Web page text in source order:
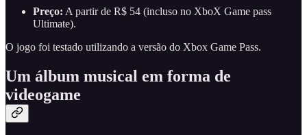
Preço: A partir de R$ 54 (incluso no XboX Game pass
Ultimate).
O jogo foi testado utilizando a versão do Xbox Game Pass.
Um álbum musical em forma de
videogame